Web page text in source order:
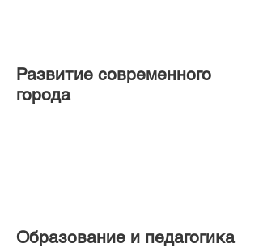
Развитие современного
города
Образование и педагогика